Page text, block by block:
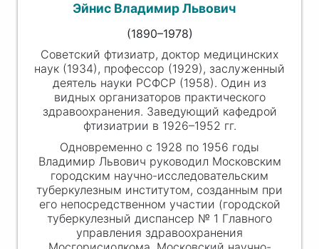
Эйнис Владимир Львович
(1890–1978)
Советский фтизиатр, доктор медицинских
наук (1934), профессор (1929), заслуженный
деятель науки РСФСР (1958). Один из
видных организаторов практического
здравоохранения. Заведующий кафедрой
фтизиатрии в 1926–1952 гг.
Одновременно с 1928 по 1956 годы
Владимир Львович руководил Московским
городским научно-исследовательским
туберкулезным институтом, созданным при
его непосредственном участии (городской
туберкулезный диспансер № 1 Главного
управления здравоохранения